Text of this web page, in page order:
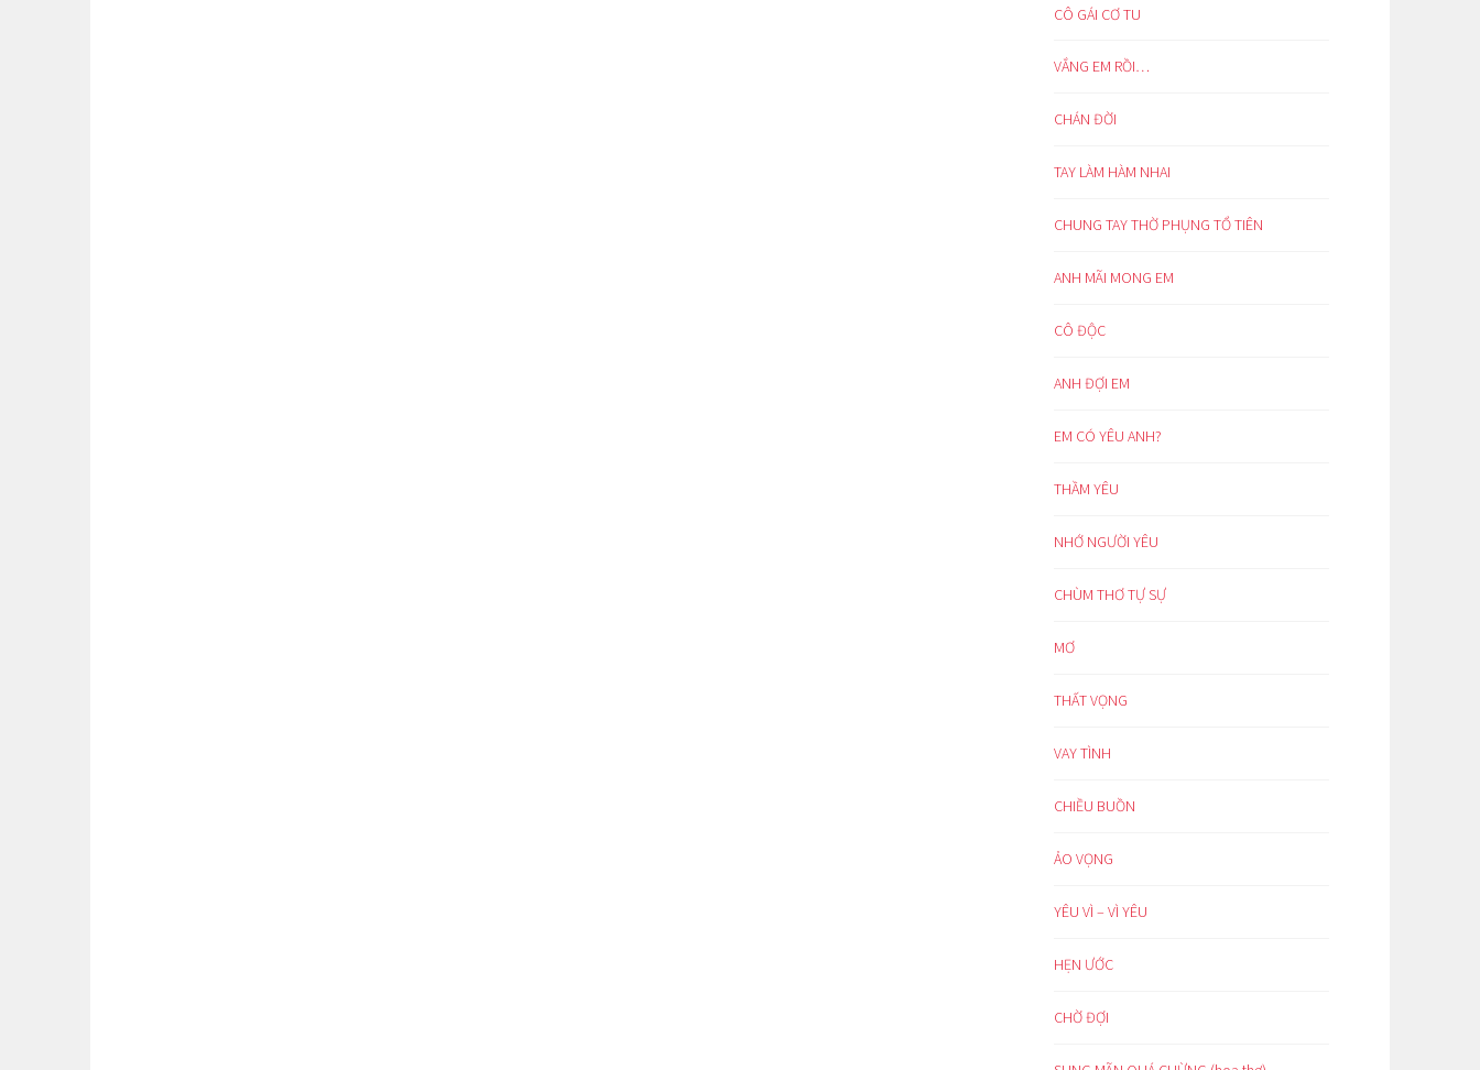
CÔ GÁI CƠ TU
VẮNG EM RỒI…
CHÁN ĐỜI
TAY LÀM HÀM NHAI
CHUNG TAY THỜ PHỤNG TỔ TIÊN
ANH MÃI MONG EM
CÔ ĐỘC
ANH ĐỢI EM
EM CÓ YÊU ANH?
THẦM YÊU
NHỚ NGƯỜI YÊU
CHÙM THƠ TỰ SỰ
MƠ
THẤT VỌNG
VAY TÌNH
CHIỀU BUỒN
ẢO VỌNG
YÊU VÌ – VÌ YÊU
HẸN ƯỚC
CHỜ ĐỢI